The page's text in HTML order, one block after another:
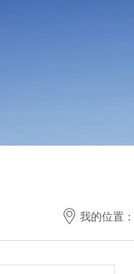
我的位置：